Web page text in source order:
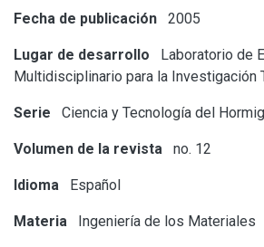
Fecha de publicación 2005
Lugar de desarrollo
Laboratorio de
Multidisciplinario para la Investigación
Serie Ciencia y Tecnología del
Volumen de la revista no. 12
Idioma Español
Materia Ingeniería de los Materiales